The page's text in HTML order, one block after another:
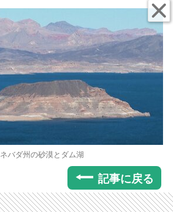
ネバダ州の砂漠とダム湖
記事に戻る